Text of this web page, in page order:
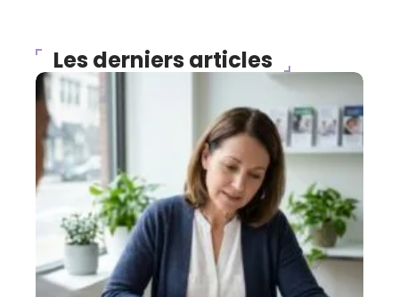
Les derniers articles